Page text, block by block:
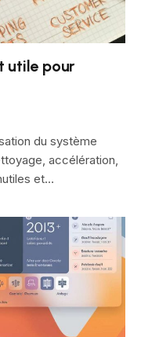
utile pour
du système
accélération,
et…